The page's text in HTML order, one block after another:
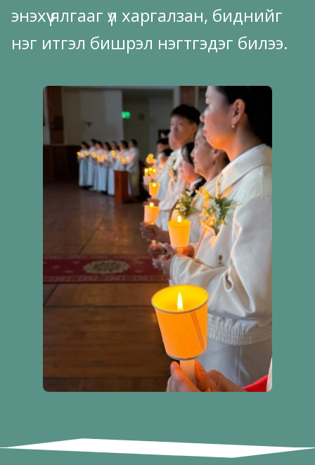
энэхүү ялгааг үл харгалзан, биднийг
нэг итгэл бишрэл нэгтгэдэг билээ.